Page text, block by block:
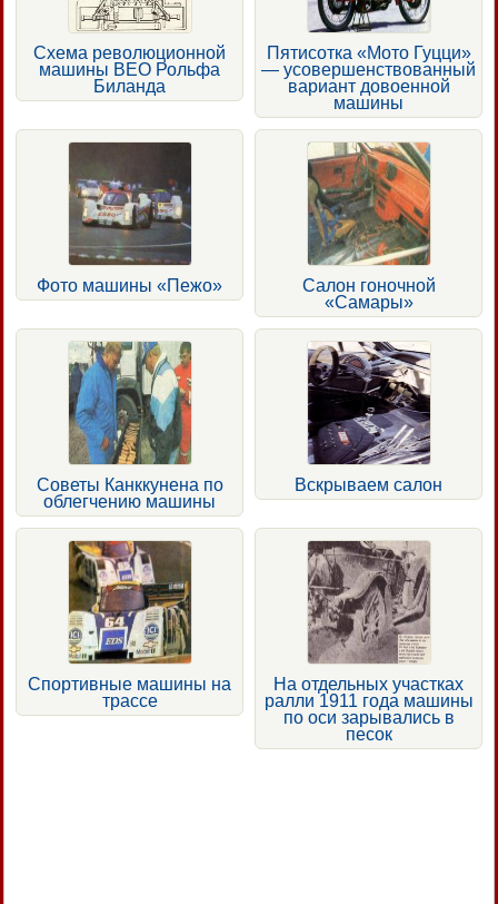
Схема революционной
машины ВЕО Рольфа
Биланда
Пятисотка «Мото Гуцци»
— усовершенствованный
вариант довоенной
машины
Фото машины «Пежо»
Салон гоночной
«Самары»
Советы Канккунена по
облегчению машины
Вскрываем салон
Спортивные машины на
трассе
На отдельных участках
ралли 1911 года машины
по оси зарывались в
песок